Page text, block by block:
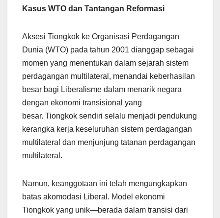
Kasus WTO dan Tantangan Reformasi
Aksesi Tiongkok ke Organisasi Perdagangan
Dunia (WTO) pada tahun 2001 dianggap sebagai
momen yang menentukan dalam sejarah sistem
perdagangan multilateral, menandai keberhasilan
besar bagi Liberalisme dalam menarik negara
dengan ekonomi transisional yang
besar. Tiongkok sendiri selalu menjadi pendukung
kerangka kerja keseluruhan sistem perdagangan
multilateral dan menjunjung tatanan perdagangan
multilateral.
Namun, keanggotaan ini telah mengungkapkan
batas akomodasi Liberal. Model ekonomi
Tiongkok yang unik—berada dalam transisi dari